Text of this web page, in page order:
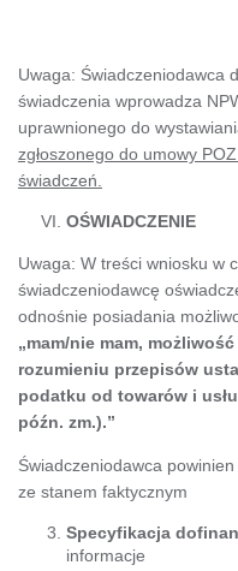
Uwaga: Świadczeniodawca
świadczenia wprowadza
uprawnionego do
zgłoszonego do umowy
świadczeń.
OŚWIADCZENIE
Uwaga: W treści wniosku w
świadczeniodawcę
odnośnie posiadania
„mam/nie mam,
rozumieniu przepisów
podatku od towarów i
późn. zm.).”
Świadczeniodawca
ze stanem faktycznym
Specyfikacja
informacje